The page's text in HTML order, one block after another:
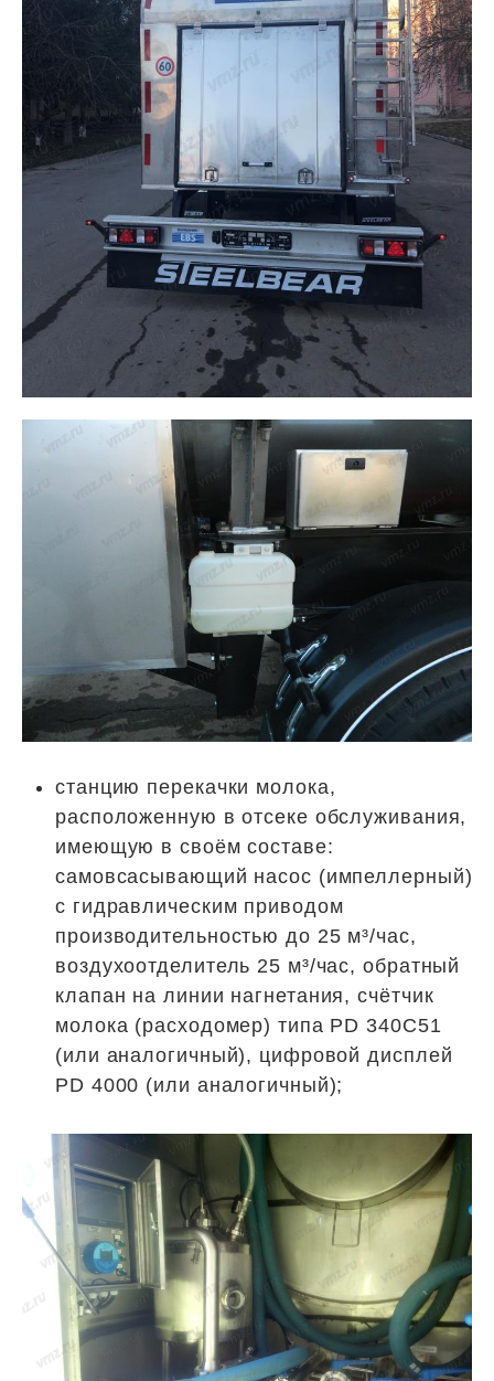
станцию перекачки молока,
расположенную в отсеке обслуживания,
имеющую в своём составе:
самовсасывающий насос (импеллерный)
с гидравлическим приводом
производительностью до 25 м³/час,
воздухоотделитель 25 м³/час, обратный
клапан на линии нагнетания, счётчик
молока (расходомер) типа PD 340C51
(или аналогичный), цифровой дисплей
PD 4000 (или аналогичный);